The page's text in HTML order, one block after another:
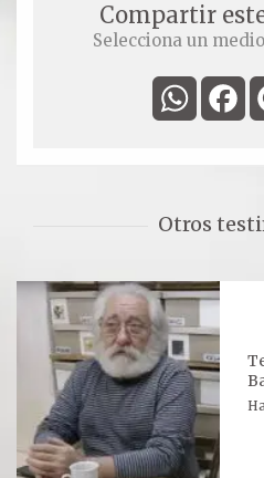
Ver todos
Compartir un lugar
Galería y testimonios
Reliquias
ORACIONES
Oraciones
Compartir
Selecciona un
Otros